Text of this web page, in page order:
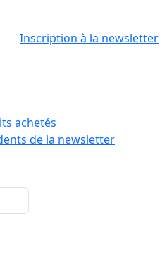
Inscription à la newsletter
achetés
de la newsletter